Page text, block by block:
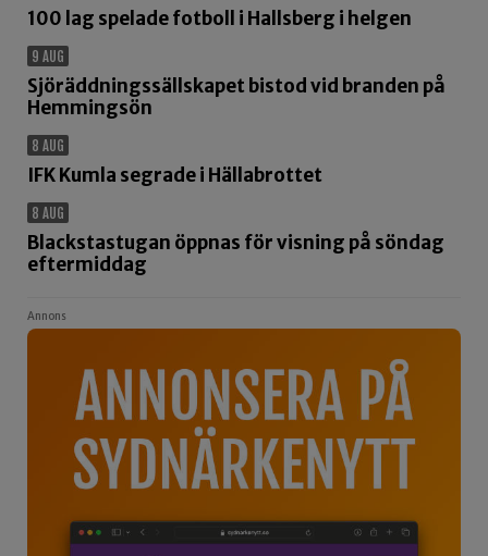
100 lag spelade fotboll i Hallsberg i helgen
9 AUG
Sjöräddningssällskapet bistod vid branden på
Hemmingsön
8 AUG
IFK Kumla segrade i Hällabrottet
8 AUG
Blackstastugan öppnas för visning på söndag
eftermiddag
Annons